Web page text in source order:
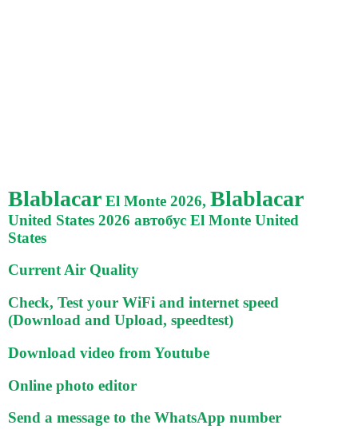
Blablacar El Monte 2026, Blablacar
United States 2026 автобус El Monte United
States
Current Air Quality
Check, Test your WiFi and internet speed
(Download and Upload, speedtest)
Download video from Youtube
Online photo editor
Send a message to the WhatsApp number